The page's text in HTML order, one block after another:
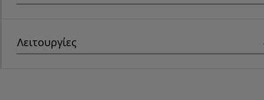
Λειτουργίες